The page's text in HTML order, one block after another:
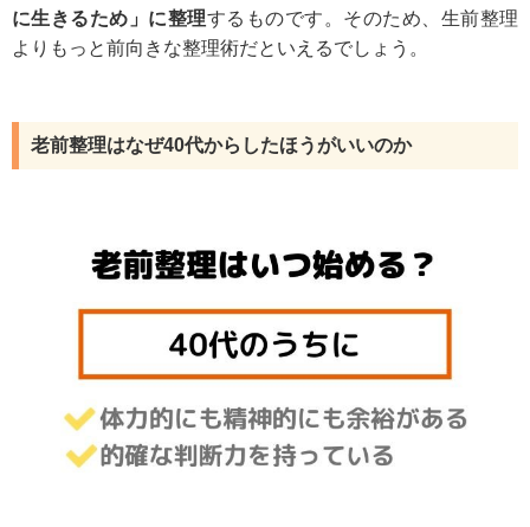
に生きるため」に整理するものです。そのため、生前整理
よりもっと前向きな整理術だといえるでしょう。
老前整理はなぜ40代からしたほうがいいのか